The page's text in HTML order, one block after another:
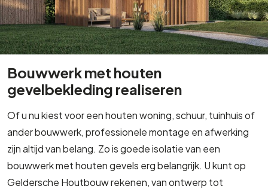
Bouwwerk met houten
gevelbekleding realiseren
Of u nu kiest voor een houten woning, schuur, tuinhuis of
ander bouwwerk, professionele montage en afwerking
zijn altijd van belang. Zo is goede isolatie van een
bouwwerk met houten gevels erg belangrijk. U kunt op
Geldersche Houtbouw rekenen, van ontwerp tot